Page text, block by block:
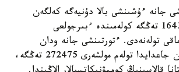
جانە ءۇشىنشى بالا دۇنيەگە كەلگەن
كەزدە وتباسىعا 164350 تەڭگە كولەمىندە ءبىرجولعى
تولەنەدى. ءتورتىنشى جانە ودان
كەيىنگى بالالار تۋعان جاعدايدا تولەم مولشەرى 272475 تەڭگە،